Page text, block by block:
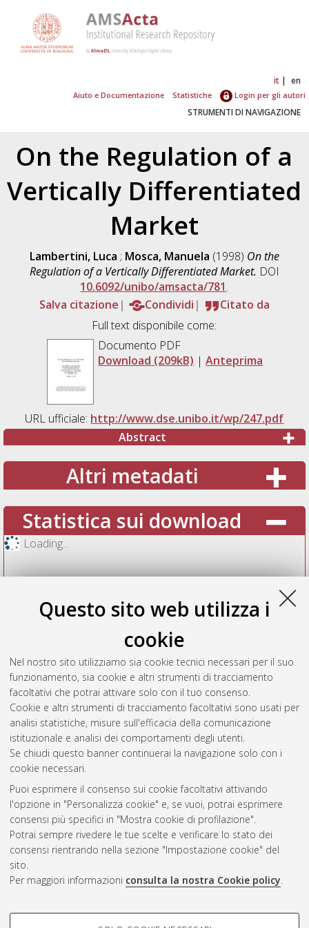
Questo sito web utilizza i
cookie
Nel nostro sito utilizziamo sia cookie tecnici necessari per il suo
funzionamento, sia cookie e altri strumenti di tracciamento
facoltativi che potrai attivare solo con il tuo consenso.
Cookie e altri strumenti di tracciamento facoltativi sono usati per
analisi statistiche, misure sull'efficacia della comunicazione
istituzionale e analisi dei comportamenti degli utenti.
Se chiudi questo banner continuerai la navigazione solo con i
cookie necessari.
Puoi esprimere il consenso sui cookie facoltativi attivando
l'opzione in "Personalizza cookie" e, se vuoi, potrai esprimere
consensi più specifici in "Mostra cookie di profilazione".
Potrai sempre rivedere le tue scelte e verificare lo stato dei
consensi rientrando nella sezione "Impostazione cookie" del
sito.
Per maggiori informazioni consulta la nostra Cookie policy.
COOKIE DI PROFILAZIONE -
it en
Aiuto e Documentazione Statistiche Login per gli autori
STRUMENTI DI NAVIGAZIONE
On the Regulation of a
Vertically Differentiated
Market
Lambertini, Luca ; Mosca, Manuela (1998) On the
Regulation of a Vertically Differentiated Market. DOI
10.6092/unibo/amsacta/781.
Salva citazione
Condividi
Citato da
Full text disponibile come:
Documento PDF
Download (209kB) |Anteprima
URL ufficiale: http://www.dse.unibo.it/wp/247.pdf
Abstract
Altri metadati
Statistica sui download
Loading...
Vedi altre statistiche
Gestione del documento:
Atom
Rss
2.0
AMS Acta
ISSN: 2038-7954
re3data.org -
doi.org/10.17616/R3P19R
Servizio implementato e
Impostazioni Cookie